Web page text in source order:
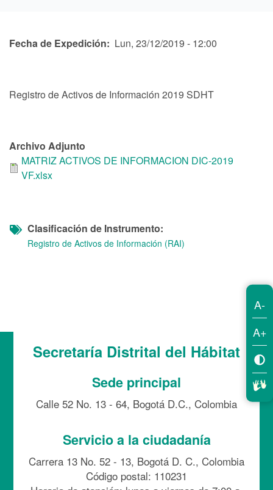
Fecha de Expedición Lun, 23/12/2019 - 12:00
Registro de Activos de Información 2019 SDHT
Archivo Adjunto
MATRIZ ACTIVOS DE INFORMACION DIC-2019
VF.xlsx
Clasificación de Instrumento
Registro de Activos de Información (RAI)
Secretaría Distrital del Hábitat
Sede principal
Calle 52 No. 13 - 64, Bogotá D.C., Colombia
Servicio a la ciudadanía
Carrera 13 No. 52 - 13, Bogotá D. C., Colombia
Código postal: 110231
A-
A+